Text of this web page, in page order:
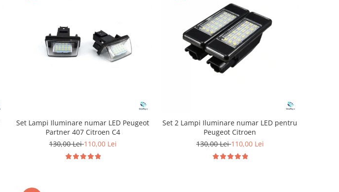
Set Lampi Iluminare numar LED Peugeot
Partner 407 Citroen C4
130,00 Lei110,00 Lei
Set 2 Lampi Iluminare numar LED pentru
Peugeot Citroen
130,00 Lei110,00 Lei